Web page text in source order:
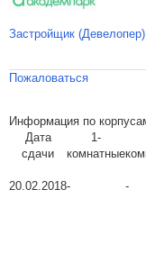
Застройщик (Девелопер)
Пожаловаться
Информация по
Дата
сдачи
1-
комнатные
20.02.2018- -